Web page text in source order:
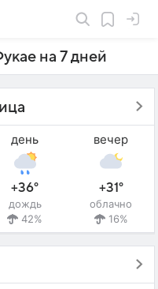
на 7 дней
день
+36°
дождь
42%
вечер
+31°
облачно
16%